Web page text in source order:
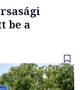
be a